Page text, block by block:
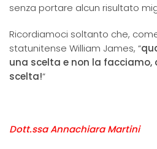
senza portare alcun risultato
Ricordiamoci soltanto che,
statunitense William James, “
una scelta e non la facciamo,
scelta!”
Dott.ssa Annachiara Martini